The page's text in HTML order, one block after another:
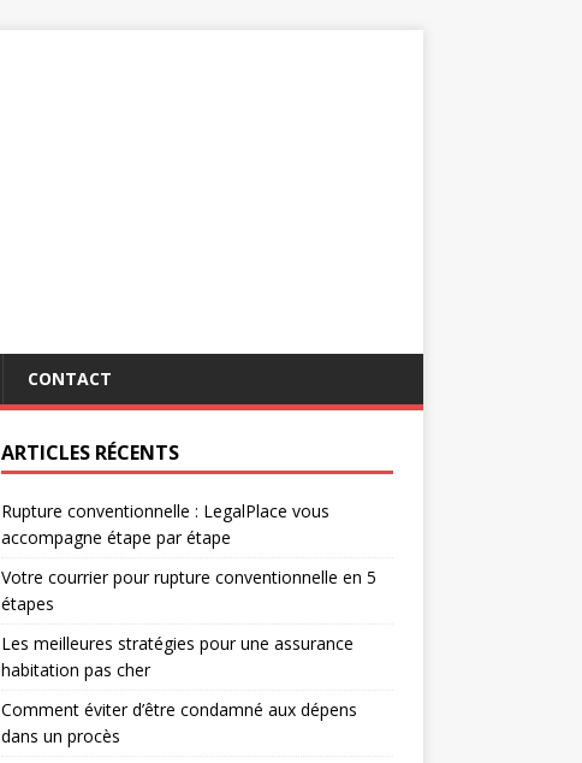
CONTACT
ARTICLES RÉCENTS
Rupture conventionnelle : LegalPlace vous
accompagne étape par étape
Votre courrier pour rupture conventionnelle en 5
étapes
Les meilleures stratégies pour une assurance
habitation pas cher
Comment éviter d’être condamné aux dépens
dans un procès